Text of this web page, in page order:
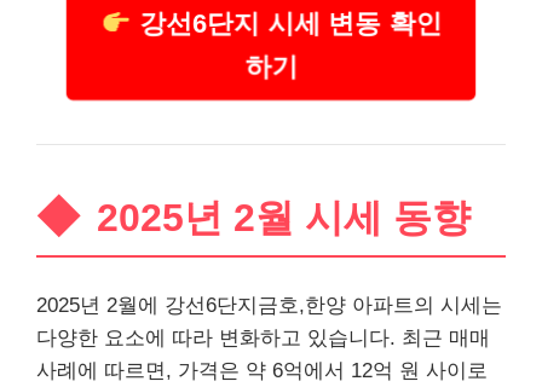
강선6단지 시세 변동 확인
하기
2025년 2월 시세 동향
2025년 2월에 강선6단지금호,한양 아파트의 시세는
다양한 요소에 따라 변화하고 있습니다. 최근 매매
사례에 따르면, 가격은 약 6억에서 12억 원 사이로